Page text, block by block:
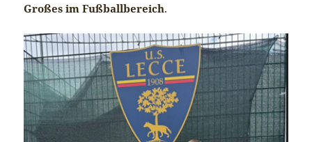
Großes im Fußballbereich.